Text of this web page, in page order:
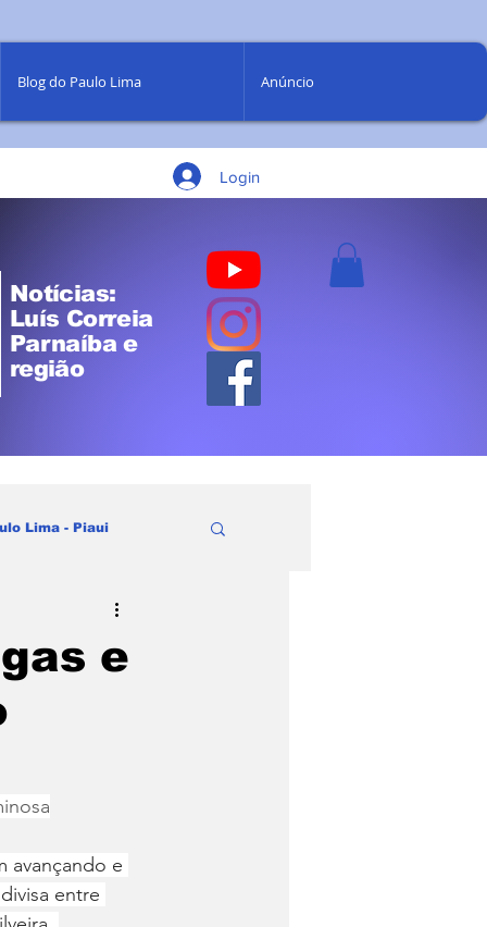
Blog do Paulo Lima Anúncio
Login
Notícias:
Luís Correia
Parnaíba e
região
Lima - Piaui
e
avançando e
entre